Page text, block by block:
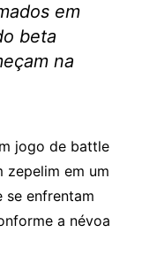
em
beta
na
jogo de battle
zepelim em um
se enfrentam
a névoa